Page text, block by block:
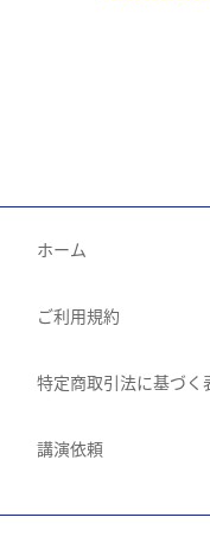
ホーム
ご利用規約
特定商取引法に基づく
講演依頼